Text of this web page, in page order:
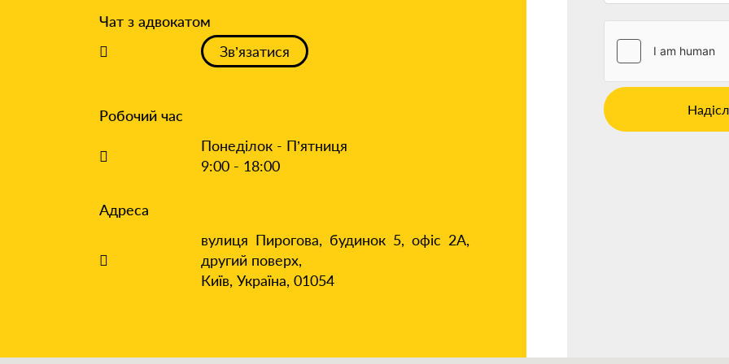
Чат з адвокатом
Зв’язатися
Робочий час
Понеділок - П’ятниця
9:00 - 18:00
Адреса
вулиця Пирогова, будинок 5, офіс 2А,
другий поверх,
Київ, Україна, 01054